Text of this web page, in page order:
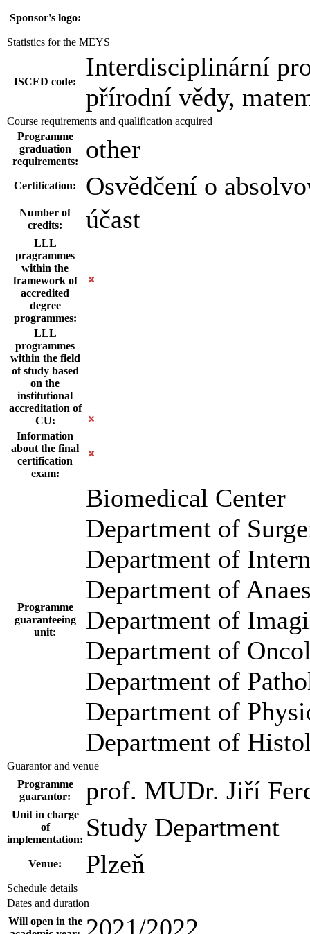
Sponsor's logo:
Statistics for the MEYS
ISCED code:
Interdisciplinární
přírodní vědy,
Course requirements and qualification acquired
Programme
graduation
requirements:
other
Certification: Osvědčení o
Number of
credits:
účast
LLL
pragrammes
within the
framework of
accredited
degree
programmes:
LLL
programmes
within the field
of study based
on the
institutional
accreditation of
CU:
Information
about the final
certification
exam:
Programme
guaranteeing
unit:
Biomedical Center
Department of
Department of
Department of
Department of
Department of
Department of
Department of
Department of
Guarantor and venue
Programme
guarantor:
prof. MUDr. Jiří
Unit in charge
of
implementation: Study Department
Venue: Plzeň
Schedule details
Dates and duration
Will open in the 2021/2022